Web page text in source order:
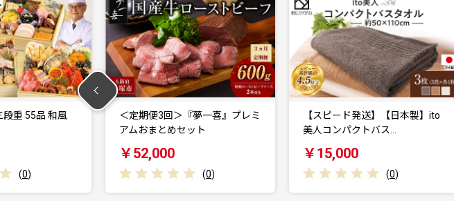
＞『夢一喜』プレミ
【スピード発送】【日本製】ito
美人コンパクトバス…
￥15,000
【スピード発送】【日本製】ito
美人フェイスタオル…
￥15,000